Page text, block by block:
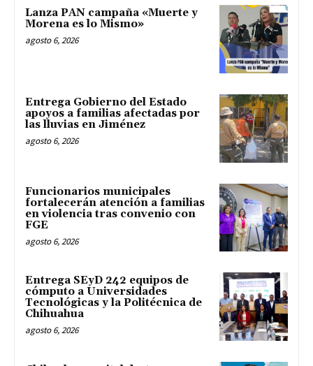
Lanza PAN campaña «Muerte y
Morena es lo Mismo»
agosto 6, 2026
Entrega Gobierno del Estado
apoyos a familias afectadas por
las lluvias en Jiménez
agosto 6, 2026
Funcionarios municipales
fortalecerán atención a familias
en violencia tras convenio con
FGE
agosto 6, 2026
Entrega SEyD 242 equipos de
cómputo a Universidades
Tecnológicas y la Politécnica de
Chihuahua
agosto 6, 2026